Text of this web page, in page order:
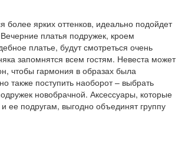
более ярких оттенков, идеально подойдет
платья подружек, кроем
платье, будут смотреться очень
запомнятся всем гостям. Невеста может
чтобы гармония в образах была
также поступить наоборот – выбрать
новобрачной. Аксессуары, которые
ее подругам, выгодно объединят группу